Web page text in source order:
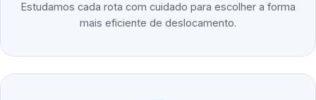
Estudamos cada rota com cuidado para escolher a forma
mais eficiente de deslocamento.